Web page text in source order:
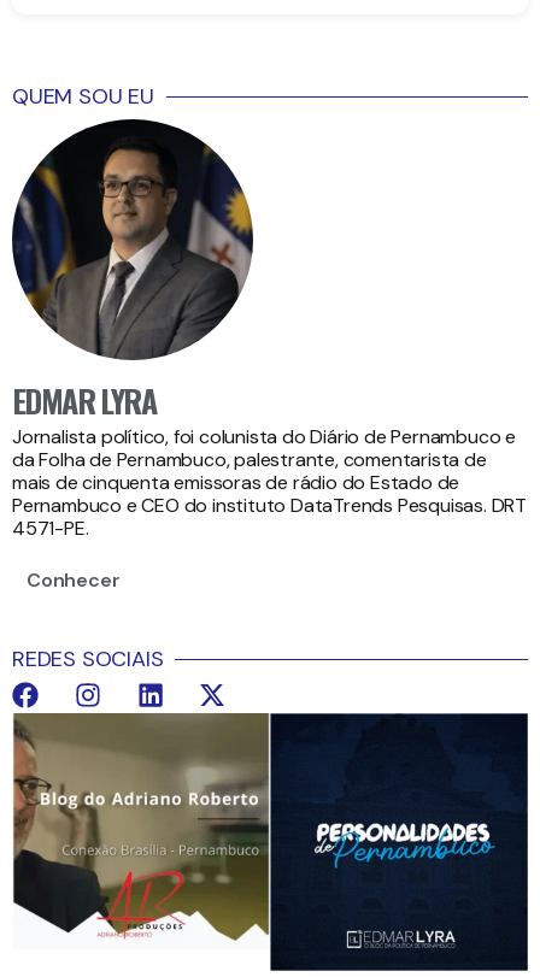
QUEM SOU EU
EDMAR LYRA
Jornalista político, foi colunista do Diário de Pernambuco e
da Folha de Pernambuco, palestrante, comentarista de
mais de cinquenta emissoras de rádio do Estado de
Pernambuco e CEO do instituto DataTrends Pesquisas. DRT
4571-PE.
Conhecer
REDES SOCIAIS